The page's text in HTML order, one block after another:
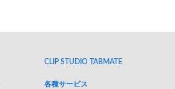
CLIP STUDIO TABMATE
各種サービス